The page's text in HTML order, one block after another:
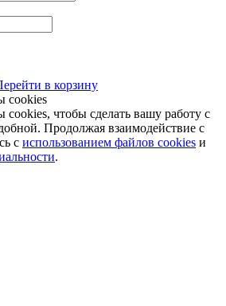
в корзину
cookies
cookies, чтобы сделать вашу работу с
Продолжая взаимодействие с
с использованием файлов cookies и
.